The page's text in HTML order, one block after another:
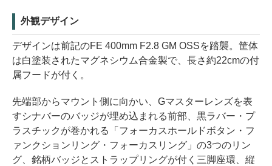
外観デザイン
デザインは前記のFE 400mm F2.8 GM OSSを踏襲。筐体
は白塗装されたマグネシウム合金製で、長さ約22cmの付
属フードが付く。
先端部からマウント側に向かい、Gマスターレンズを表
すシナバーのバッジが埋め込まれる前部、黒ラバー・プ
ラスチックが巻かれる「フォーカスホールドボタン・フ
ァンクションリング・フォーカスリング」の3つのリン
グ、銘柄バッジとストラップリングが付く三脚座環、縦